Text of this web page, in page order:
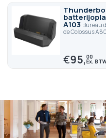
A103 Bureau
de Colossus
€95,00